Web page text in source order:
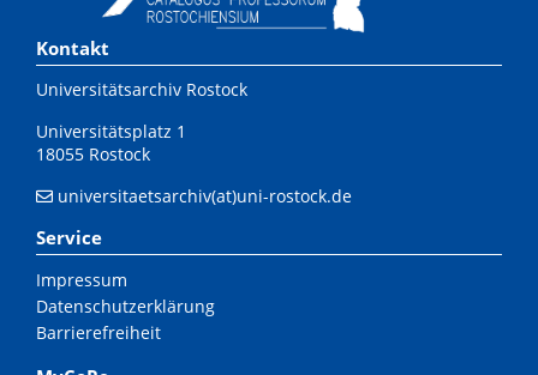
Kontakt
Universitätsarchiv Rostock
Universitätsplatz 1
18055 Rostock
universitaetsarchiv(at)uni-rostock.de
Service
Impressum
Datenschutzerklärung
Barrierefreiheit